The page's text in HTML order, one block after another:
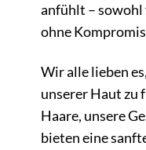
anfühlt – sowohl
ohne
Wir alle lieben
unserer Haut zu
Haare, unsere
bieten eine